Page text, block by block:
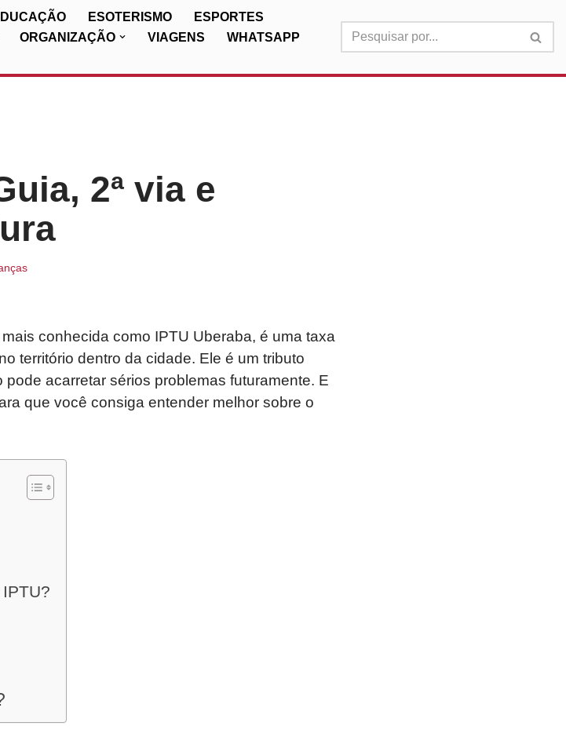
ESOTERISMO
ESPORTES
ORGANIZAÇÃO VIAGENS
WHATSAPP
2ª via e
conhecida como IPTU Uberaba, é uma taxa
território dentro da cidade. Ele é um tributo
acarretar sérios problemas futuramente. E
que você consiga entender melhor sobre o